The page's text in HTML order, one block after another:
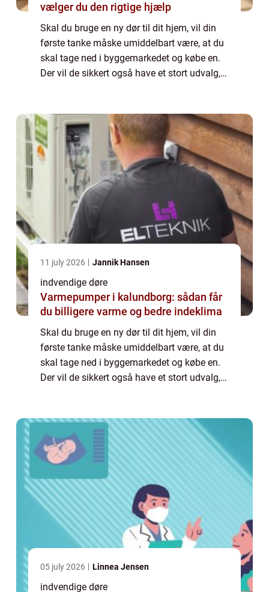
vælger du den rigtige hjælp
Skal du bruge en ny dør til dit hjem, vil din
første tanke måske umiddelbart være, at du
skal tage ned i byggemarkedet og købe en.
Der vil de sikkert også have et stort udvalg,
11 july 2026 Jannik Hansen
indvendige døre
Varmepumper i kalundborg: sådan får
du billigere varme og bedre indeklima
Skal du bruge en ny dør til dit hjem, vil din
første tanke måske umiddelbart være, at du
skal tage ned i byggemarkedet og købe en.
Der vil de sikkert også have et stort udvalg,
05 july 2026 Linnea Jensen
indvendige døre